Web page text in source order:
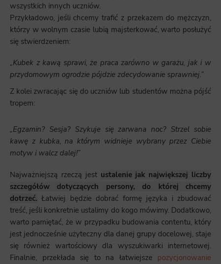
wszystkich innych uczniów.
Przykładowo, jeśli chcemy trafić z przekazem do mężczyzn,
którzy w wolnym czasie lubią majsterkować, warto posłużyć
się stwierdzeniem:
„Kubek z kawą sprawi, że praca zarówno w garażu, jak i w
przydomowym ogrodzie pójdzie zdecydowanie sprawniej.”
Z kolei zwracając się do uczniów lub studentów można pójść
tropem:
„Egzamin? Sesja? Szykuje się zarwana noc? Strzel sobie
kawę z kubka, na którym widnieje wybrany przez Ciebie
motyw i walcz dalej!”
Najważniejszą rzeczą jest ustalenie jak największej liczby
szczegółów dotyczących persony, do której chcemy
dotrzeć. Łatwiej będzie dobrać formę języka i zbudować
treść, jeśli konkretnie ustalimy do kogo mówimy. Dodatkowo,
warto pamiętać, że w przypadku budowania contentu, który
jest jednocześnie użyteczny dla danej grupy docelowej, staje
się również wartościowy dla wyszukiwarki internetowej.
Finalnie, przekłada się to na łatwiejsze pozycjonowanie